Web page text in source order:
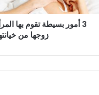
3 أمور بسيطة تقوم بها
زوجها من